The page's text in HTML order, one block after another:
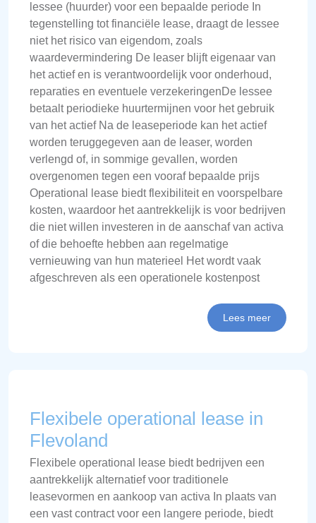
lessee (huurder) voor een bepaalde periode In
tegenstelling tot financiële lease, draagt de lessee
niet het risico van eigendom, zoals
waardevermindering De leaser blijft eigenaar van
het actief en is verantwoordelijk voor onderhoud,
reparaties en eventuele verzekeringenDe lessee
betaalt periodieke huurtermijnen voor het gebruik
van het actief Na de leaseperiode kan het actief
worden teruggegeven aan de leaser, worden
verlengd of, in sommige gevallen, worden
overgenomen tegen een vooraf bepaalde prijs
Operational lease biedt flexibiliteit en voorspelbare
kosten, waardoor het aantrekkelijk is voor bedrijven
die niet willen investeren in de aanschaf van activa
of die behoefte hebben aan regelmatige
vernieuwing van hun materieel Het wordt vaak
afgeschreven als een operationele kostenpost
Lees meer
Flexibele operational lease in
Flevoland
Flexibele operational lease biedt bedrijven een
aantrekkelijk alternatief voor traditionele
leasevormen en aankoop van activa In plaats van
een vast contract voor een langere periode, biedt